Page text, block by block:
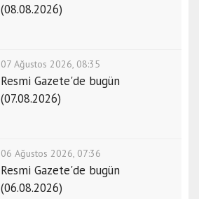
(08.08.2026)
07 Ağustos 2026, 08:35
Resmi Gazete'de bugün
(07.08.2026)
06 Ağustos 2026, 07:36
Resmi Gazete'de bugün
(06.08.2026)